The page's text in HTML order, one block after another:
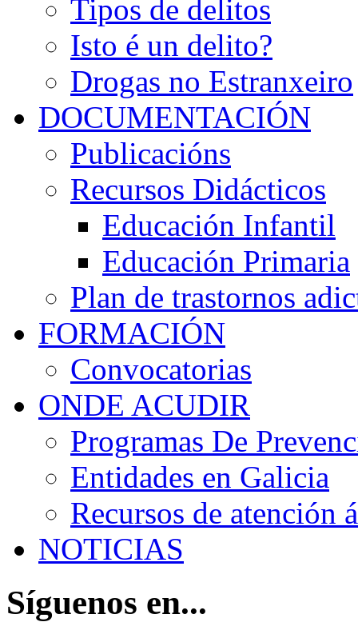
Tipos de delitos
Isto é un delito?
Drogas no Estranxeiro
DOCUMENTACIÓN
Publicacións
Recursos Didácticos
Educación Infantil
Educación Primaria
Plan de trastornos
FORMACIÓN
Convocatorias
ONDE ACUDIR
Programas De
Entidades en Galicia
Recursos de atención
NOTICIAS
Síguenos en...